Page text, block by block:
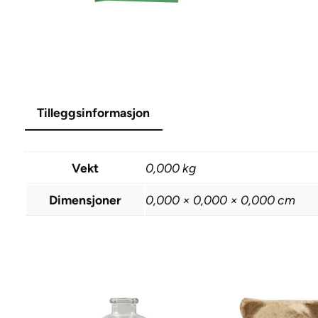
Tilleggsinformasjon
Vekt 0,000 kg
Dimensjoner 0,000 × 0,000 × 0,000 cm